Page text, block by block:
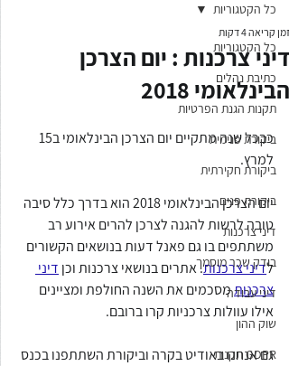
כל הקטגוריות
כתיבת נהלים
תקנות הגנת הפרטיות
ביקורת פנימית
ביקורת חקירתית
ביקורת פנים
דיני צרכנות
בודק שכר מוסמך
דיני עבודה
שוק ההון
GDPR תקנות
כל הקטגוריות
דיני צרכנות : יום הצרכן
הבינלאומי 2018
זמן קריאה 4 דקות
למרץ.
יום הצרכן הבינלאומי 2018 הוא בדרך כלל סיבה
טובה לרשות להגנה לצרכן להרים אירוע רב
משתתפים בו גם פאנל דעות בנושאים הקשורים
לדיני צרכנות. אתרים בנושאי צרכנות וכן דיני
צרכנות מסכמים את השנה החולפת ומציינים
אילו עוולות צרכניות קרו ברובם.
גם אנחנו באודיט בקרה וביקורת השתתפנו בכנס